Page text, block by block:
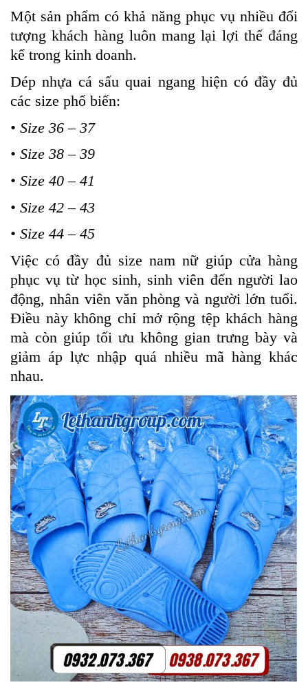
Một sản phẩm có khả năng phục vụ nhiều đối
tượng khách hàng luôn mang lại lợi thế đáng
kể trong kinh doanh.
Dép nhựa cá sấu quai ngang hiện có đầy đủ
các size phổ biến:
• Size 36 – 37
• Size 38 – 39
• Size 40 – 41
• Size 42 – 43
• Size 44 – 45
Việc có đầy đủ size nam nữ giúp cửa hàng
phục vụ từ học sinh, sinh viên đến người lao
động, nhân viên văn phòng và người lớn tuổi.
Điều này không chỉ mở rộng tệp khách hàng
mà còn giúp tối ưu không gian trưng bày và
giảm áp lực nhập quá nhiều mã hàng khác
nhau.